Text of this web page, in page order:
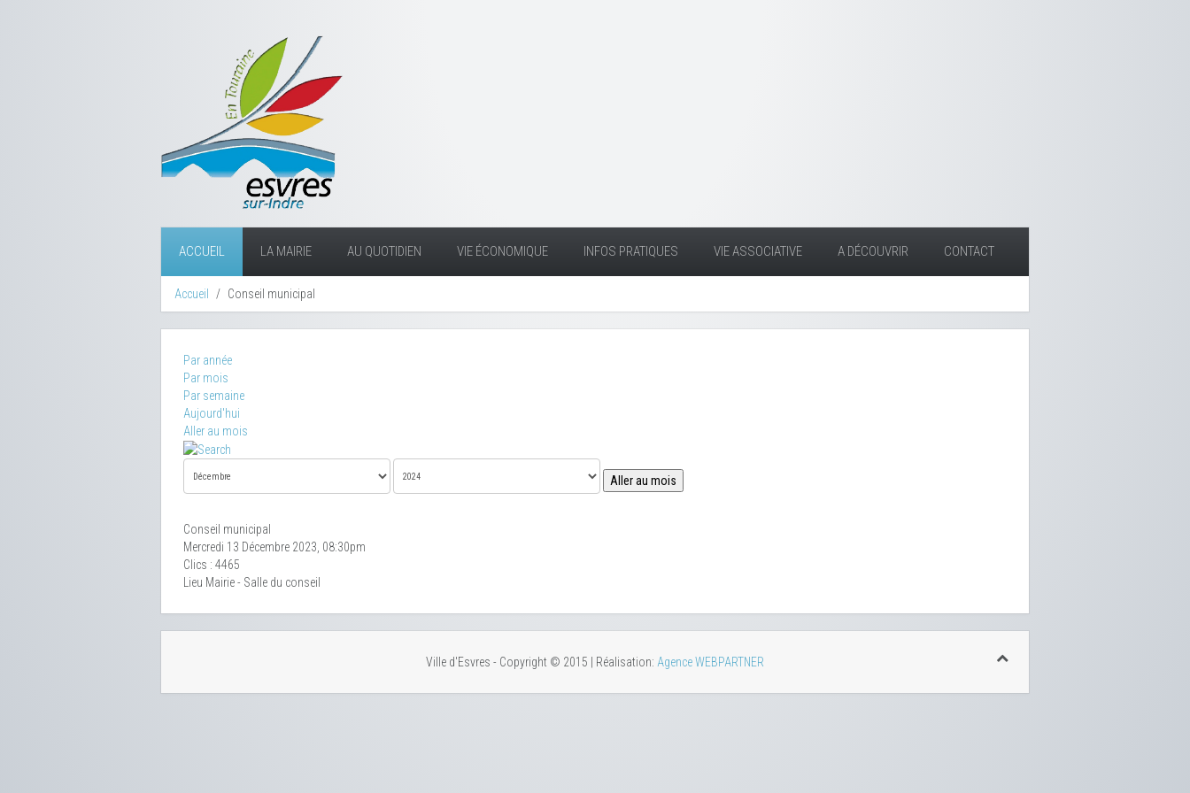
ACCUEIL LA MAIRIE AU QUOTIDIEN VIE ÉCONOMIQUE INFOS PRATIQUES VIE ASSOCIATIVE A DÉCOUVRIR CONTACT
Accueil Conseil municipal
Par année
Par mois
Par semaine
Aujourd'hui
Aller au mois
Aller au mois
Conseil municipal
Mercredi 13 Décembre 2023, 08:30pm
Clics : 4465
Lieu Mairie - Salle du conseil
Ville d'Esvres - Copyright © 2015 | Réalisation: Agence WEBPARTNER